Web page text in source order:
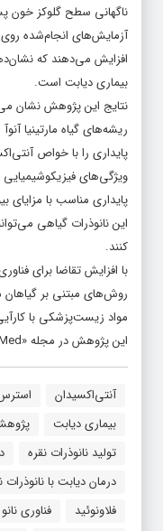
ناگهانی سطح گلوکز خون پس
آزمایش‌های انجام‌شده
افزایش می‌دهند که
بیماری دیابت است.
نتایج این پژوهش نشان
ریشه‌های گیاه مارتینیا
پایداری را با خواص
ویژگی‌های
پایداری مناسب با مزایای
این نانوذرات گیاهی
کنند.
با افزایش تقاضا برای
روش‌های مبتنی بر گیاهان
مواد زیست‌پزشکی با
این پژوهش در مجله «Nano TransMed» به چاپ رسید.
آنتی‌اکسیدان
بیماری دیابت
تولید نانوذرات نقره
درمان دیابت با نانوذرات
فلاونوئید
فناوری نانو